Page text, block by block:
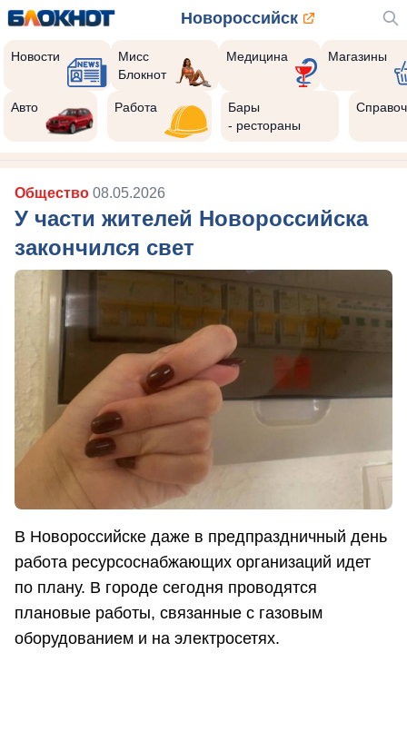
Новороссийск
Новости
Мисс
Блокнот
Медицина Магазины
Авто Работа
Бары
- рестораны
Общество 08.05.2026
У части жителей Новороссийска
закончился свет
В Новороссийске даже в предпраздничный день
работа ресурсоснабжающих организаций идет
по плану. В городе сегодня проводятся
плановые работы, связанные с газовым
оборудованием и на электросетях.